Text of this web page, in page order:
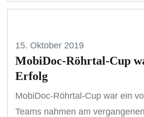
15. Oktober 2019
MobiDoc-Röhrtal-Cup
Erfolg
MobiDoc-Röhrtal-Cup war ein
Teams nahmen am